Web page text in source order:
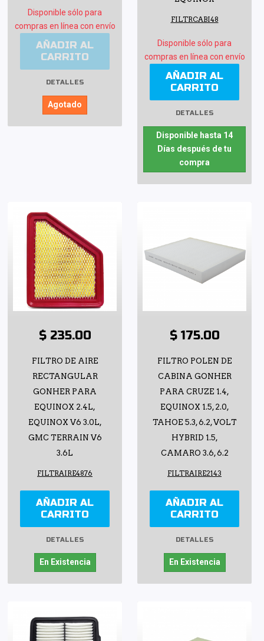
Disponible sólo para
compras en línea con envío
AÑADIR AL
CARRITO
DETALLES
Agotado
FILTRCABI48
Disponible sólo para
compras en línea con envío
AÑADIR AL
CARRITO
DETALLES
Disponible hasta 14
Días después de tu
compra
$ 235.00
FILTRO DE AIRE
RECTANGULAR
GONHER PARA
EQUINOX 2.4L,
EQUINOX V6 3.0L,
GMC TERRAIN V6
3.6L
FILTRAIRE4876
AÑADIR AL
CARRITO
DETALLES
En Existencia
$ 175.00
FILTRO POLEN DE
CABINA GONHER
PARA CRUZE 1.4,
EQUINOX 1.5, 2.0,
TAHOE 5.3, 6.2, VOLT
HYBRID 1.5,
CAMARO 3.6, 6.2
FILTRAIRE2143
AÑADIR AL
CARRITO
DETALLES
En Existencia